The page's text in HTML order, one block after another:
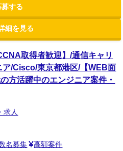
募する
細を見る
取得者歓迎】/通信キャリ
/Cisco/東京都港区/【WEB面
方活躍中のエンジニア案件・
求人
名募集 高額案件